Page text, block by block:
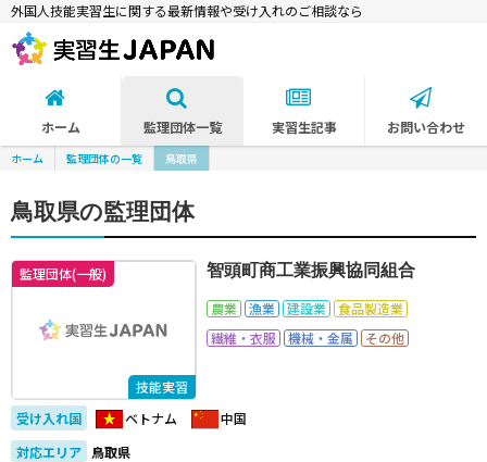
外国人技能実習生に関する最新情報や受け入れのご相談なら
ホーム 監理団体一覧 実習生記事 お問い合わせ
ホーム 監理団体の一覧 鳥取県
鳥取県の監理団体
監理団体(一般)
技能実習
智頭町商工業振興協同組合
農業 漁業 建設業
食品製造業
繊維・衣服
機械・金属 その他
受け入れ国 ベトナム
中国
対応エリア 鳥取県